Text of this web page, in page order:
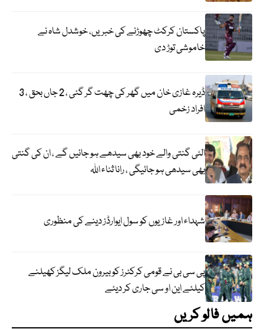
پاکستان کرکٹ چھوڑنے کی خبریں، خوشدل شاہ نے
خاموشی توڑ دی
ڈیرہ غازی خان میں گھر کی چھت گر گئی ، 2 جاں بحق ، 3
افراد زخمی
الٹی گنتی والے خود بھی سیدھے ہو جائیں گے ، ان کی گنتی
بھی سیدھی ہو جائیگی ، رانا ثناء اللہ
شہداء اور غازیوں کو سول ایوارڈز دینے کی منظوری
پی سی بی نے قومی کرکٹرز کو بیرون ملک لیگز کھیلنے
کیلئے این او سی جاری کر دیئے
ہمیں فالو کریں